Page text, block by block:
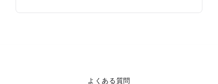
よくある質問